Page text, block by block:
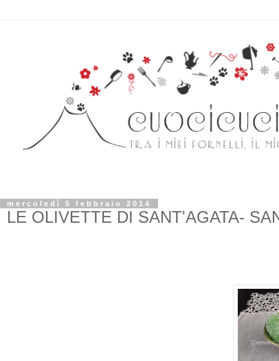
mercoledì 5 febbraio 2014
LE OLIVETTE DI SANT'AGATA-